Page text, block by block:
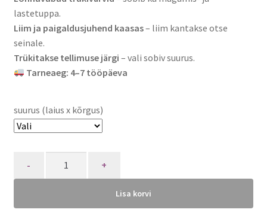
lastetuppa.
Liim ja paigaldusjuhend kaasas– liim kantakse otse
seinale.
Trükitakse tellimuse järgi – vali sobiv suurus.
Tarneaeg: 4–7 tööpäeva
suurus (laius x kõrgus)
Lisa korvi